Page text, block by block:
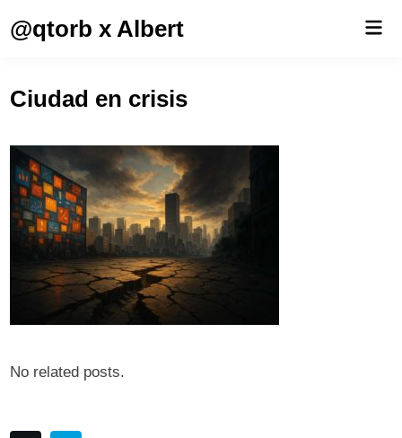
@qtorb x Albert
Ciudad en crisis
No related posts.